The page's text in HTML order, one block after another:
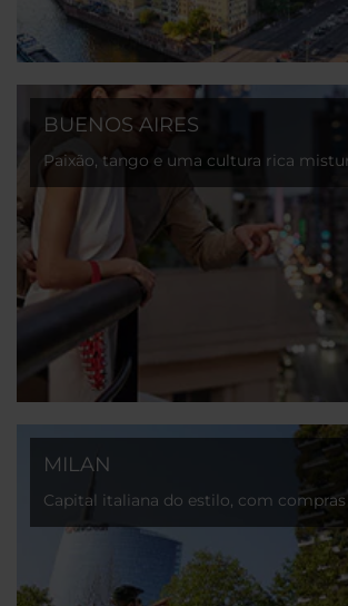
BUENOS AIRES
Paixão, tango e uma cultura rica
uma arquitetura grandiosa e ruas
MILAN
Capital italiana do estilo, com compras
tesouros artísticos e uma gastronomia